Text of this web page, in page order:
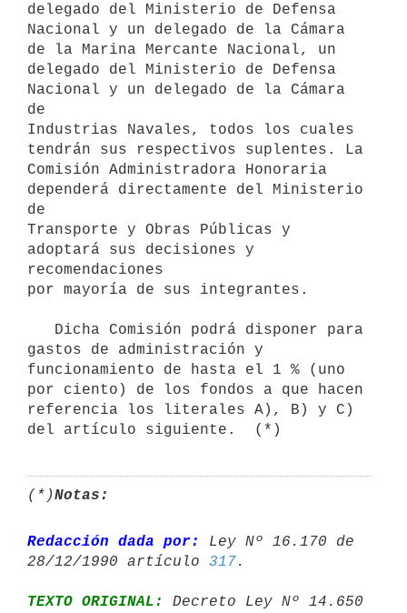
delegado del Ministerio de Defensa
Nacional y un delegado de la Cámara
de la Marina Mercante Nacional, un
delegado del Ministerio de Defensa
Nacional y un delegado de la Cámara
de
Industrias Navales, todos los cuales
tendrán sus respectivos suplentes. La
Comisión Administradora Honoraria
dependerá directamente del Ministerio
de
Transporte y Obras Públicas y
adoptará sus decisiones y
recomendaciones
por mayoría de sus integrantes.
gastos de administración y
funcionamiento de hasta el 1 % (uno
por ciento) de los fondos a que hacen
referencia los literales A), B) y C)
(*)Notas:
Redacción dada por:
Ley Nº 16.170 de
28/12/1990 artículo 317
TEXTO ORIGINAL: Decreto Ley Nº 14.650